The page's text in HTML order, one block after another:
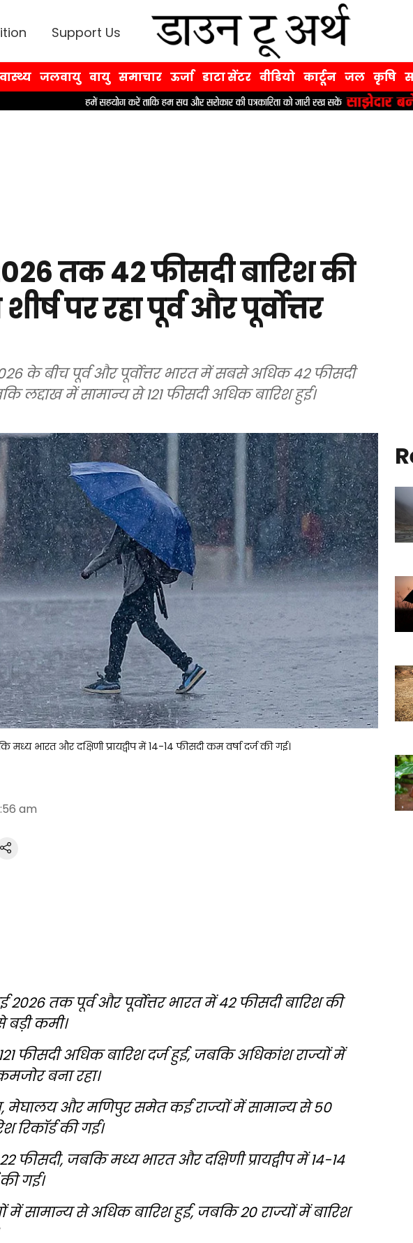
Support Us
जलवायु वायु समाचार ऊर्जा डाटा सेंटर वीडियो कार्टून जल कृषि
तक 42 फीसदी बारिश की
पर रहा पूर्व और पूर्वोत्तर
के बीच पूर्व और पूर्वोत्तर भारत में सबसे अधिक 42 फीसदी
लद्दाख में सामान्य से 121 फीसदी अधिक बारिश हुई।
मध्य भारत और दक्षिणी प्रायद्वीप में 14-14 फीसदी कम वर्षा दर्ज की गई।
am
तक पूर्व और पूर्वोत्तर भारत में 42 फीसदी बारिश की
कमी।
फीसदी अधिक बारिश दर्ज हुई, जबकि अधिकांश राज्यों में
बना रहा।
मेघालय और मणिपुर समेत कई राज्यों में सामान्य से 50
रिकॉर्ड की गई।
फीसदी, जबकि मध्य भारत और दक्षिणी प्रायद्वीप में 14-14
गई।
सामान्य से अधिक बारिश हुई, जबकि 20 राज्यों में बारिश